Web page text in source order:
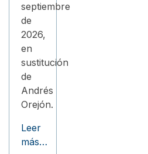
septiembre
de
2026,
en
sustitución
de
Andrés
Orejón.
Leer
más…